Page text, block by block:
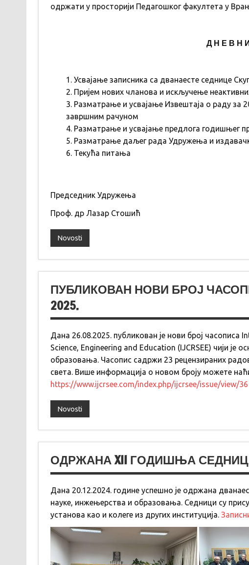
одржати у просторији Педагошког факултета у
Д Н Е В Н
Усвајање записника са дванаесте седнице
Пријем нових чланова и искључење
Разматрање и усвајање Извештаја о раду за
завршним рачуном
Разматрање и усвајање предлога годишњег
Разматрање даљег рада Удружења и
Текућа питања
Председник Удружења
Проф. др Лазар Стошић
Novosti
ПУБЛИКОВАН НОВИ БРОЈ ЧАСОПИСА
2025.
Дана 26.08.2025. публикован је нови број часописа
Science, Engineering and Education (IJCRSEE) чији је
образовања. Часопис садржи 23 рецензираних
света. Више информација о новом броју можете
https://www.ijcrsee.com/index.php/ijcrsee/issue/view/36
Novosti
ОДРЖАНА XII ГОДИШЊА
Дана 20.12.2024. године успешно је одржана
науке, инжењерства и образовања. Седници су
установа као и колеге из других институција.